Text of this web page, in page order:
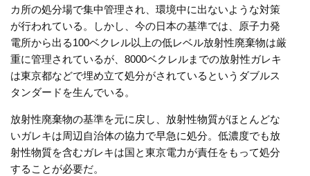
カ所の処分場で集中管理され、環境中に出ないような対策
が行われている。しかし、今の日本の基準では、原子力発
電所から出る100ベクレル以上の低レベル放射性廃棄物は厳
重に管理されているが、 8000ベクレルまでの放射性ガレキ
は東京都などで埋め立て処分がされているというダブルス
タンダードを生んでいる。
放射性廃棄物の基準を元に戻し、放射性物質がほとんどな
いガレキは周辺自治体の協力で早急に処分。低濃度でも放
射性物質を含むガレキは国と東京電力が責任をもって処分
することが必要だ。